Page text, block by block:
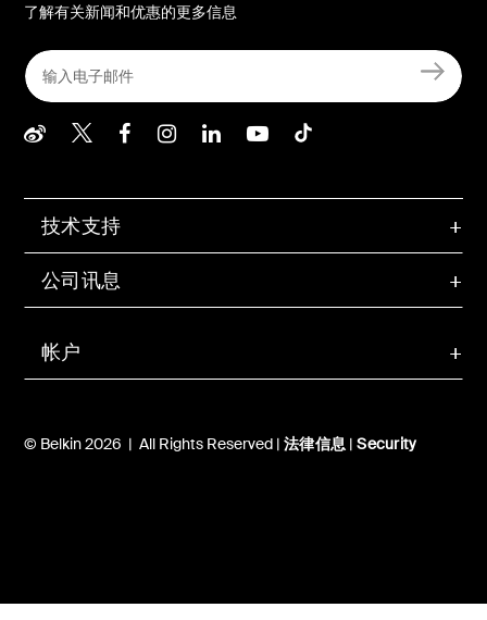
帐户
技术支持
公司讯息
© Belkin 2026 | All Rights Reserved | 法律信息 |Security
了解有关新闻和优惠的更多信息
Belkin Weibo
Belkin Twitter
Belkin Facebook
Belkin Instagram
Belkin LInkedIn
Belkin Youtube
Belkin